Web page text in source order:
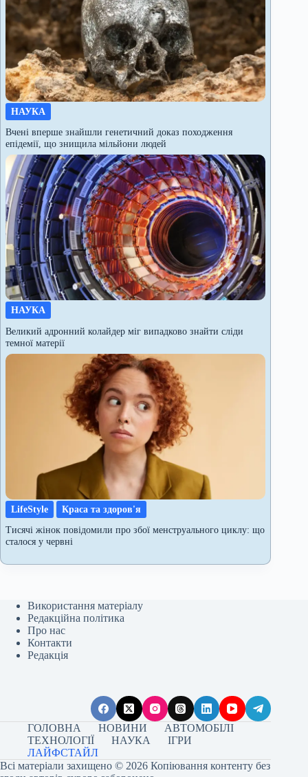
НАУКА
Вчені вперше знайшли генетичний доказ походження
епідемії, що знищила мільйони людей
НАУКА
Великий адронний колайдер міг випадково знайти сліди
темної матерії
LifeStyle
Краса та здоров'я
Тисячі жінок повідомили про збої менструального циклу: що
сталося у червні
Використання матеріалу
Редакційна політика
Про нас
Контакти
Редакція
ГОЛОВНА НОВИНИ
АВТОМОБІЛІ
ТЕХНОЛОГІЇ
НАУКА
ІГРИ
ЛАЙФСТАЙЛ
Всі матеріали захищено © 2026 Копіювання контенту без